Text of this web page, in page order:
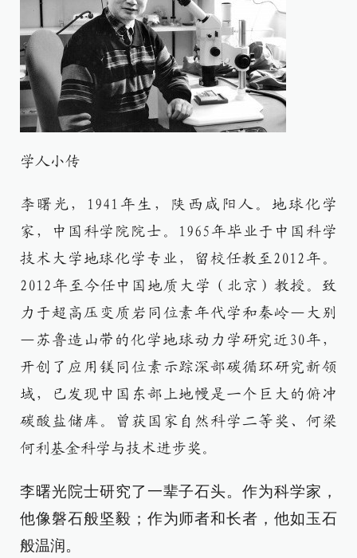
学人小传
李曙光，1941年生，陕西咸阳人。地球化学
家，中国科学院院士。1965年毕业于中国科学
技术大学地球化学专业，留校任教至2012年。
2012年至今任中国地质大学（北京）教授。致
力于超高压变质岩同位素年代学和秦岭—大别
—苏鲁造山带的化学地球动力学研究近30年，
开创了应用镁同位素示踪深部碳循环研究新领
域，已发现中国东部上地幔是一个巨大的俯冲
碳酸盐储库。曾获国家自然科学二等奖、何梁
何利基金科学与技术进步奖。
李曙光院士研究了一辈子石头。作为科学家，
他像磐石般坚毅；作为师者和长者，他如玉石
般温润。